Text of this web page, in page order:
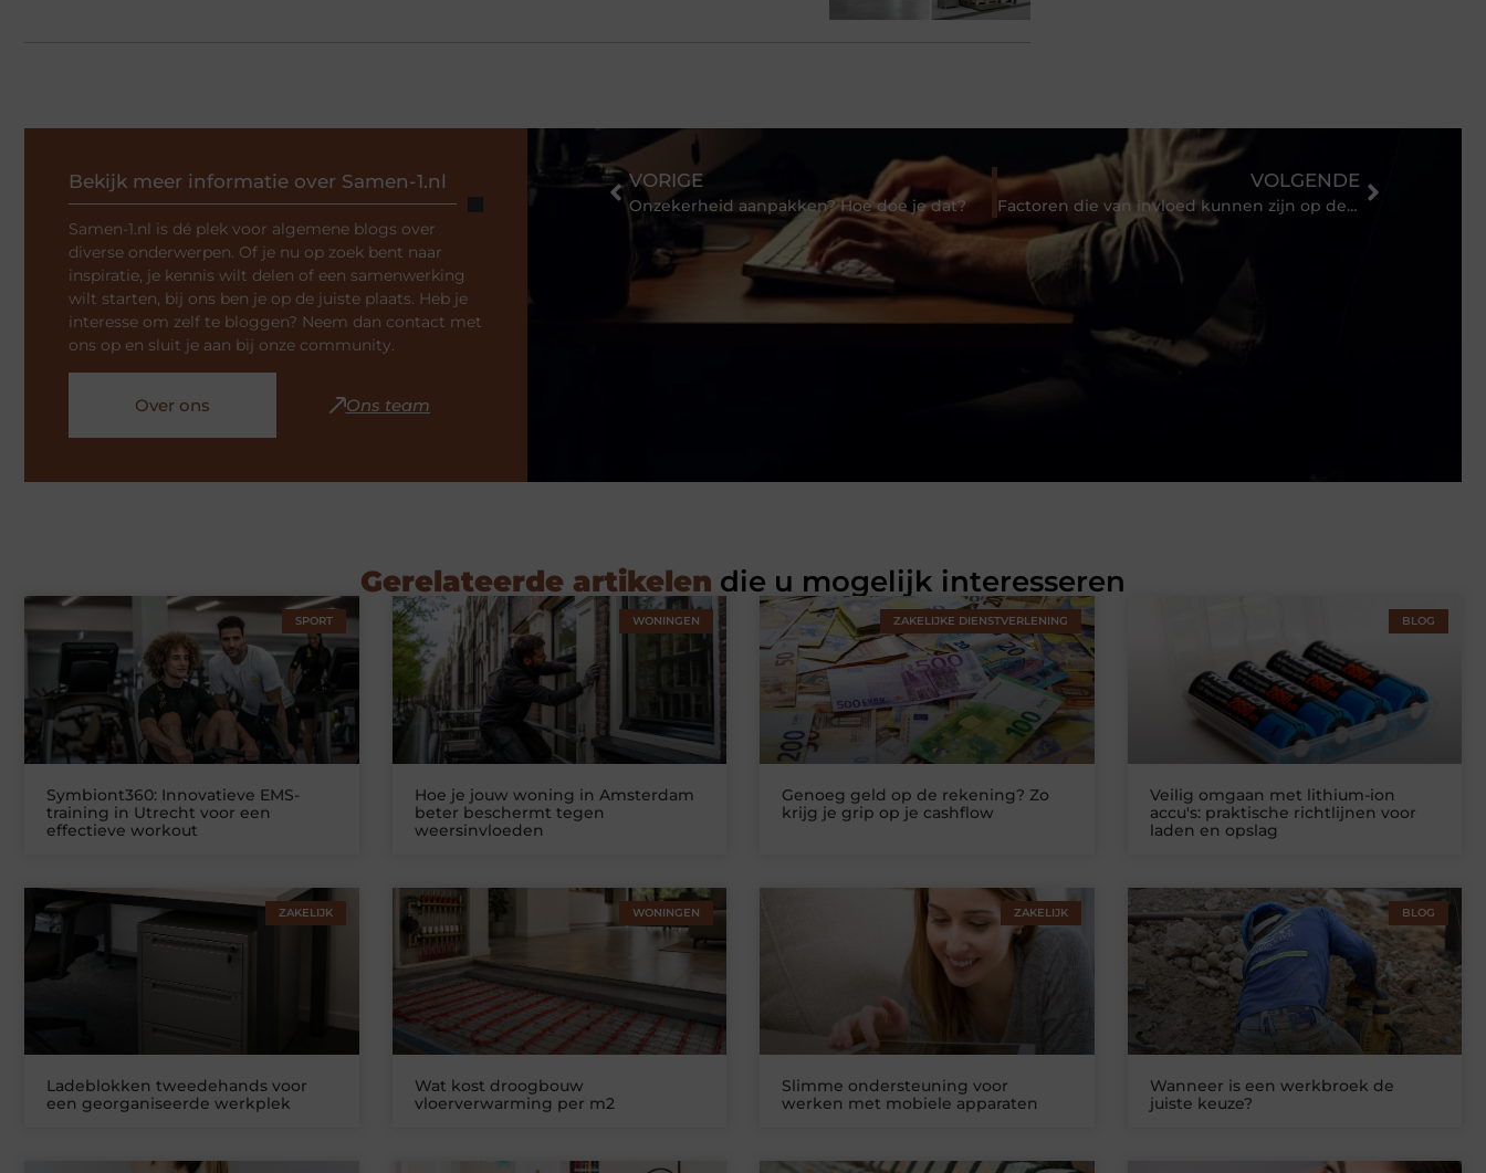
Bekijk meer informatie over Samen-1.nl
Samen-1.nl is dé plek voor algemene blogs over
diverse onderwerpen. Of je nu op zoek bent naar
inspiratie, je kennis wilt delen of een samenwerking
wilt starten, bij ons ben je op de juiste plaats. Heb je
interesse om zelf te bloggen? Neem dan contact met
ons op en sluit je aan bij onze community.
Over ons Ons team
VORIGE
Onzekerheid aanpakken? Hoe doe je dat?
VOLGENDE
Factoren die van invloed kunnen zijn op de rentevoet van uw persoonlijke lening
Gerelateerde artikelen die u mogelijk interesseren
SPORT
Symbiont360: Innovatieve EMS-
training in Utrecht voor een
effectieve workout
WONINGEN
Hoe je jouw woning in Amsterdam
beter beschermt tegen
weersinvloeden
ZAKELIJKE DIENSTVERLENING
Genoeg geld op de rekening? Zo
krijg je grip op je cashflow
BLOG
Veilig omgaan met lithium-ion
accu's: praktische richtlijnen voor
laden en opslag
ZAKELIJK
Ladeblokken tweedehands voor
een georganiseerde werkplek
WONINGEN
Wat kost droogbouw
vloerverwarming per m2
ZAKELIJK
Slimme ondersteuning voor
werken met mobiele apparaten
BLOG
Wanneer is een werkbroek de
juiste keuze?